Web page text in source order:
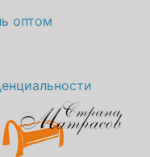
оптом